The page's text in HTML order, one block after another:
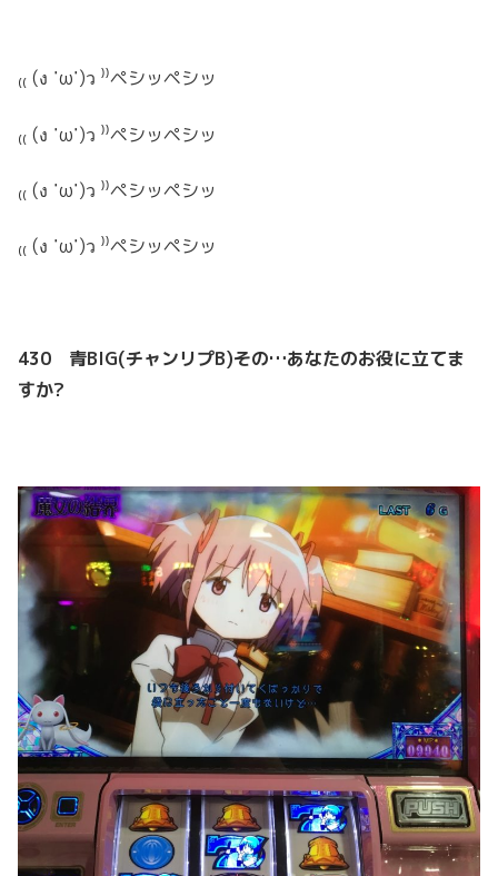
₍₍ (ง ˙ω˙)ว ⁾⁾ペシッペシッ
₍₍ (ง ˙ω˙)ว ⁾⁾ペシッペシッ
₍₍ (ง ˙ω˙)ว ⁾⁾ペシッペシッ
₍₍ (ง ˙ω˙)ว ⁾⁾ペシッペシッ
430 青BIG(チャンリプB)その…あなたのお役に立てま
すか?